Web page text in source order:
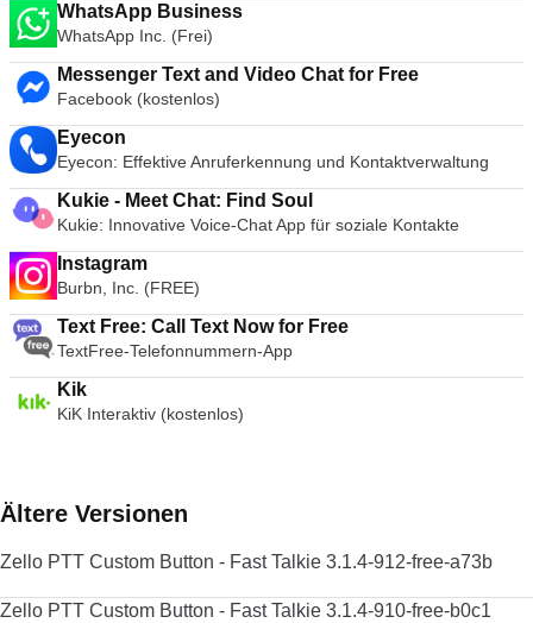
WhatsApp Business
WhatsApp Inc. (Frei)
Messenger Text and Video Chat for Free
Facebook (kostenlos)
Eyecon
Eyecon: Effektive Anruferkennung und Kontaktverwaltung
Kukie - Meet Chat: Find Soul
Kukie: Innovative Voice-Chat App für soziale Kontakte
Instagram
Burbn, Inc. (FREE)
Text Free: Call Text Now for Free
TextFree-Telefonnummern-App
Kik
KiK Interaktiv (kostenlos)
Ältere Versionen
Zello PTT Custom Button - Fast Talkie 3.1.4-912-free-a73b
Zello PTT Custom Button - Fast Talkie 3.1.4-910-free-b0c1